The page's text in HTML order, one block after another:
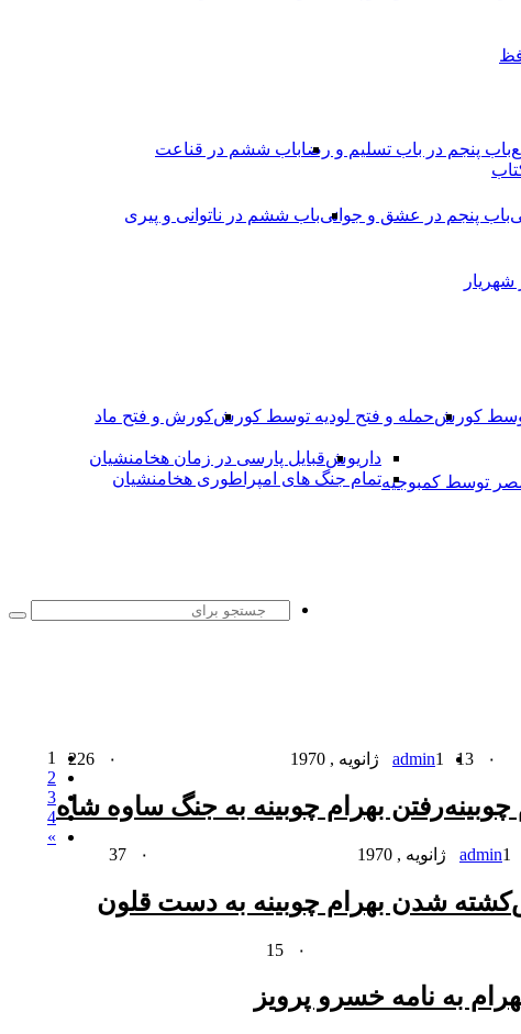
باب پنجم در باب تسلیم و رضاباب ششم در قناعت
باب پنجم در عشق و جوانىباب ششم در ناتوانى و پیرى
کورشحمله و فتح لودیه توسط کورشکورش و فتح ماد
توسط کمبوجیه
داریوشقبایل پارسی در زمان هخامنشیان
تمام جنگ های امپراطوری هخامنشیان
۰ admin1 ژانویه , 1970 ۰
رفتن بهرام چوبینه به جنگ ساوه شاه
admin1 ژانویه , 1970 ۰
کشته شدن بهرام چوبینه به دست قلون
۰
به نامه خسرو پرویز
1
2
3
4
»